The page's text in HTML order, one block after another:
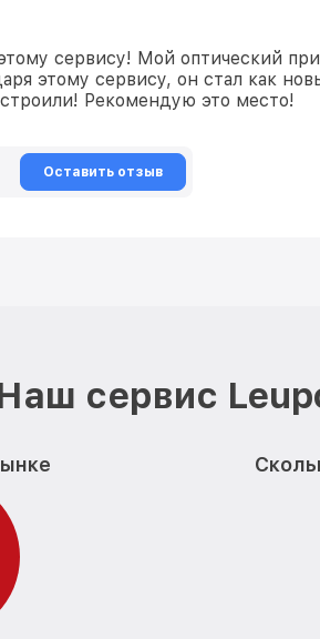
сервису! Мой оптический
этому сервису, он стал как
Рекомендую это место!
Оставить отзыв
сервис